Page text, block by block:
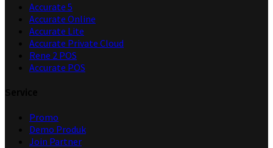
Accurate 5
Accurate Online
Accurate Lite
Accurate Private Cloud
Rene 2 POS
Accurate POS
Promo
Demo Produk
Join Partner